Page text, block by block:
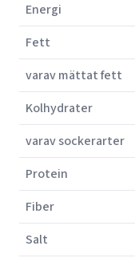
Energi
Fett
varav mättat fett
Kolhydrater
varav sockerarter
Protein
Fiber
Salt